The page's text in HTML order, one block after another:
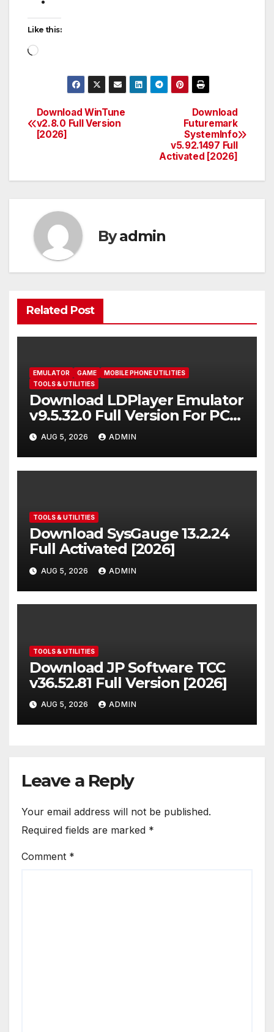
Like this:
Loading…
Post
navigation
Download
Futuremark
SystemInfo
v5.92.1497 Full
Activated [2026]
Download WinTune
v2.8.0 Full Version
[2026]
Byadmin
Related Post
EMULATOR GAME
MOBILE PHONE UTILITIES
TOOLS & UTILITIES
Download LDPlayer Emulator
v9.5.32.0 Full Version For PC
[2026]
AUG 5, 2026 ADMIN
TOOLS & UTILITIES
Download SysGauge 13.2.24
Full Activated [2026]
AUG 5, 2026 ADMIN
TOOLS & UTILITIES
Download JP Software TCC
v36.52.81 Full Version [2026]
AUG 5, 2026 ADMIN
Leave a Reply
Your email address will not be published.
Required fields are marked *
Comment *